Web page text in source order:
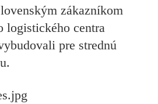
zákazníkom
logistického centra
pre strednú